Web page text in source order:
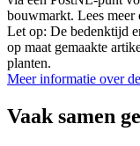
bouwmarkt. Lees meer
Let op: De bedenktijd
op maat gemaakte
planten.
Meer informatie over
Vaak samen